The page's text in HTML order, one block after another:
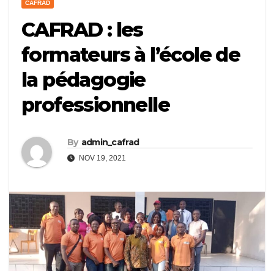
CAFRAD
CAFRAD : les
formateurs à l’école de
la pédagogie
professionnelle
By admin_cafrad
NOV 19, 2021